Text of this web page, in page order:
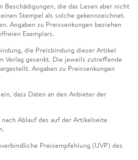
die das Lesen aber nicht
Stempel als solche gekennzeichnet.
Angaben zu Preissenkungen beziehen
Exemplars.
die Preisbindung dieser Artikel
Verlag gesenkt. Die jeweils zutreffende
Angaben zu Preissenkungen
dass Daten an den Anbieter der
Ablauf des auf der Artikelseite
Preisempfehlung (UVP) des